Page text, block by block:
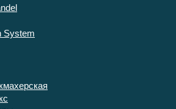
System